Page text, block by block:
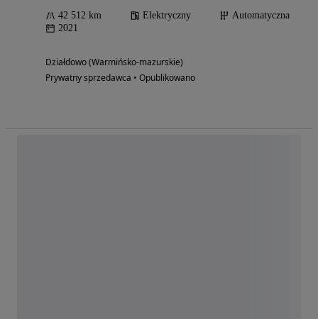
42 512 km Elektryczny
Automatyczna
2021
Działdowo (Warmińsko-mazurskie)
Prywatny sprzedawca • Opublikowano